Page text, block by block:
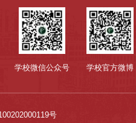
学校微信公众号 学校官方微博
号